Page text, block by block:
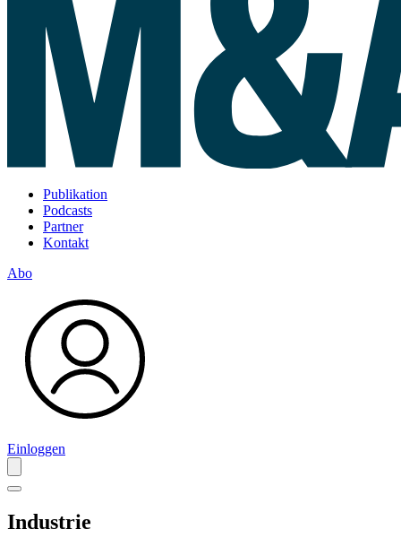
Publikation
Podcasts
Partner
Kontakt
Abo
Einloggen
Industrie